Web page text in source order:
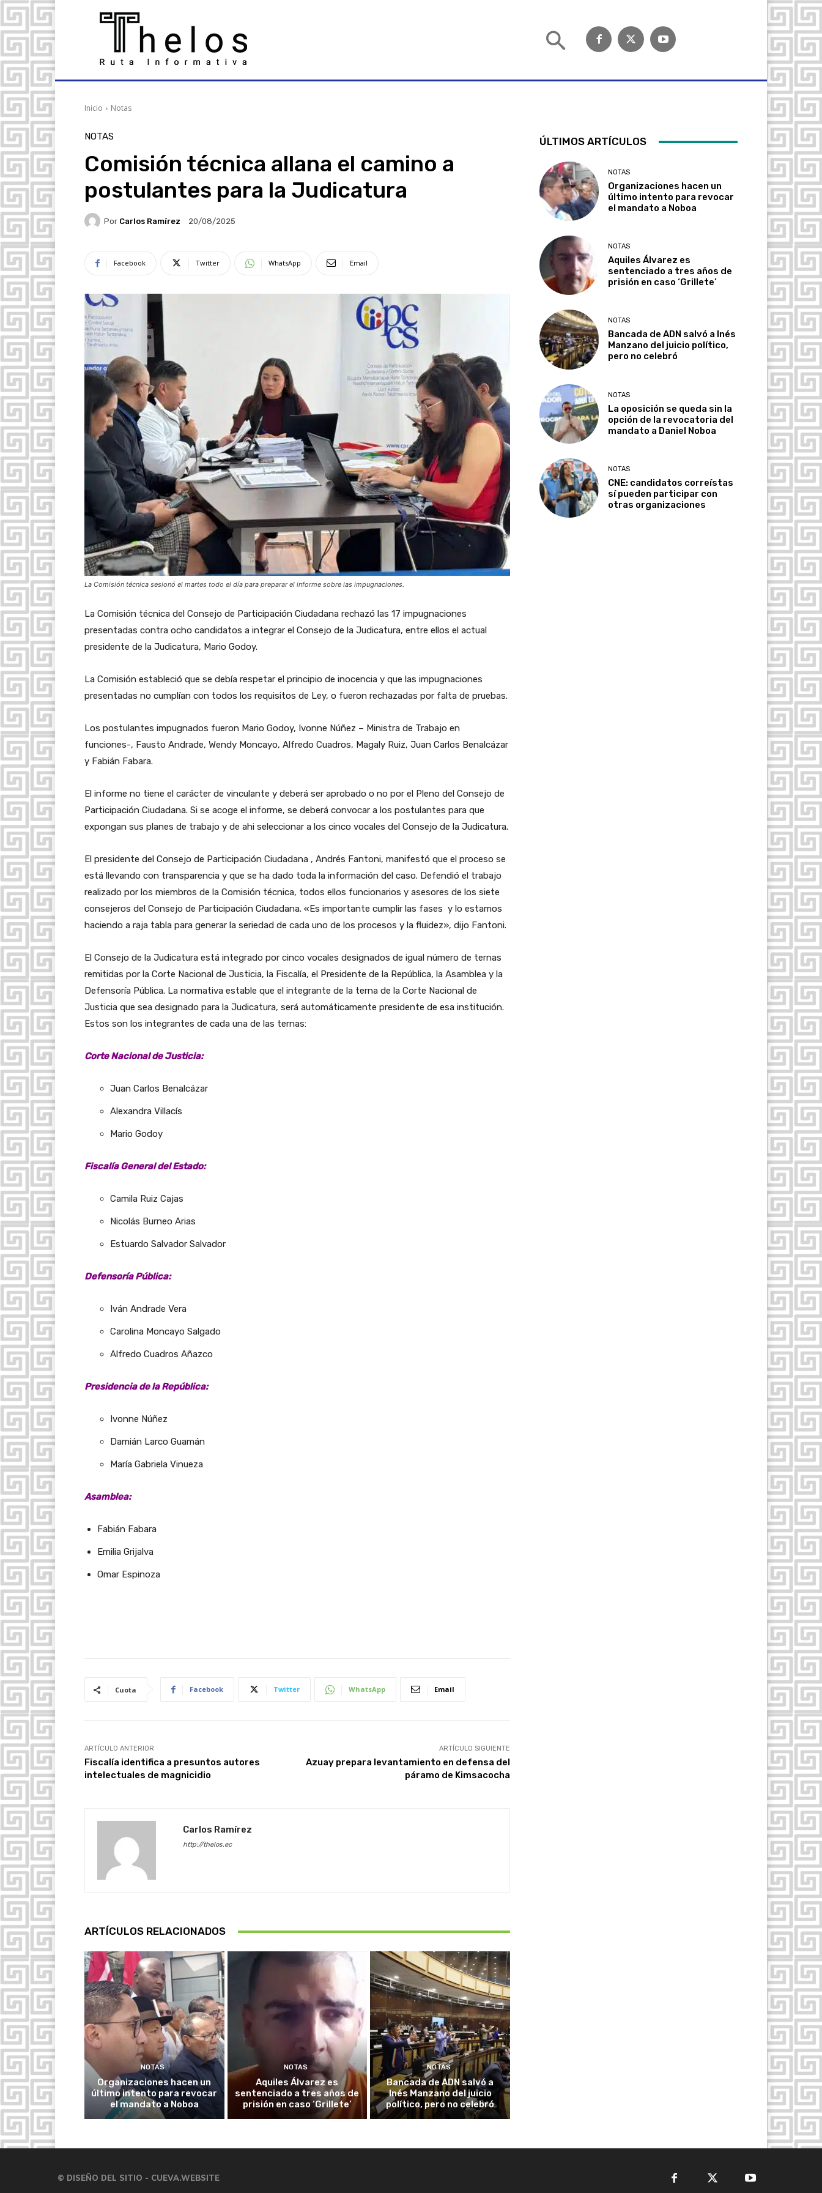
Inicio Notas
NOTAS
Comisión técnica allana el camino a
postulantes para la Judicatura
Por Carlos Ramírez 20/08/2025
Facebook Twitter WhatsApp Email
La Comisión técnica sesionó el martes todo el día para preparar el informe sobre las impugnaciones.
La Comisión técnica del Consejo de Participación Ciudadana rechazó las 17 impugnaciones
presentadas contra ocho candidatos a integrar el Consejo de la Judicatura, entre ellos el actual
presidente de la Judicatura, Mario Godoy.
La Comisión estableció que se debía respetar el principio de inocencia y que las impugnaciones
presentadas no cumplían con todos los requisitos de Ley, o fueron rechazadas por falta de pruebas.
Los postulantes impugnados fueron Mario Godoy, Ivonne Núñez – Ministra de Trabajo en
funciones-, Fausto Andrade, Wendy Moncayo, Alfredo Cuadros, Magaly Ruiz, Juan Carlos Benalcázar
y Fabián Fabara.
El informe no tiene el carácter de vinculante y deberá ser aprobado o no por el Pleno del Consejo de
Participación Ciudadana. Si se acoge el informe, se deberá convocar a los postulantes para que
expongan sus planes de trabajo y de ahi seleccionar a los cinco vocales del Consejo de la Judicatura.
El presidente del Consejo de Participación Ciudadana , Andrés Fantoni, manifestó que el proceso se
está llevando con transparencia y que se ha dado toda la información del caso. Defendió el trabajo
realizado por los miembros de la Comisión técnica, todos ellos funcionarios y asesores de los siete
consejeros del Consejo de Participación Ciudadana. «Es importante cumplir las fases y lo estamos
haciendo a raja tabla para generar la seriedad de cada uno de los procesos y la fluidez», dijo Fantoni.
El Consejo de la Judicatura está integrado por cinco vocales designados de igual número de ternas
remitidas por la Corte Nacional de Justicia, la Fiscalía, el Presidente de la República, la Asamblea y la
Defensoría Pública. La normativa estable que el integrante de la terna de la Corte Nacional de
Justicia que sea designado para la Judicatura, será automáticamente presidente de esa institución.
Estos son los integrantes de cada una de las ternas:
Corte Nacional de Justicia:
Juan Carlos Benalcázar
Alexandra Villacís
Mario Godoy
Fiscalía General del Estado:
Camila Ruiz Cajas
Nicolás Burneo Arias
Estuardo Salvador Salvador
Defensoría Pública:
Iván Andrade Vera
Carolina Moncayo Salgado
Alfredo Cuadros Añazco
Presidencia de la República:
Ivonne Núñez
Damián Larco Guamán
María Gabriela Vinueza
Asamblea:
Fabián Fabara
Emilia Grijalva
Omar Espinoza
Cuota Facebook Twitter WhatsApp Email
ARTÍCULO ANTERIOR
Fiscalía identifica a presuntos autores
intelectuales de magnicidio
ARTÍCULO SIGUIENTE
Azuay prepara levantamiento en defensa del
páramo de Kimsacocha
Carlos Ramírez
http://thelos.ec
ARTÍCULOS RELACIONADOS
NOTAS
Organizaciones hacen un
último intento para revocar
el mandato a Noboa
NOTAS
Aquiles Álvarez es
sentenciado a tres años de
prisión en caso ‘Grillete’
NOTAS
Bancada de ADN salvó a
Inés Manzano del juicio
político, pero no celebró
ÚLTIMOS ARTÍCULOS
NOTAS
Organizaciones hacen un
último intento para revocar
el mandato a Noboa
NOTAS
Aquiles Álvarez es
sentenciado a tres años de
prisión en caso ‘Grillete’
NOTAS
Bancada de ADN salvó a Inés
Manzano del juicio político,
pero no celebró
NOTAS
La oposición se queda sin la
opción de la revocatoria del
mandato a Daniel Noboa
NOTAS
CNE: candidatos correístas
sí pueden participar con
otras organizaciones
© DISEÑO DEL SITIO - CUEVA.WEBSITE